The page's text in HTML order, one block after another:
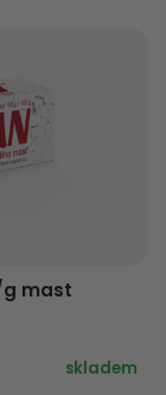
g mast
skladem